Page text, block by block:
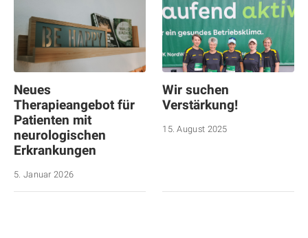
Neues
Therapieangebot für
Patienten mit
neurologischen
Erkrankungen
5. Januar 2026
Wir suchen
Verstärkung!
15. August 2025